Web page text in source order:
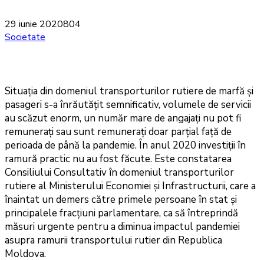
29 iunie 2020804
Societate
Situația din domeniul transporturilor rutiere de marfă și
pasageri s-a înrăutățit semnificativ, volumele de servicii
au scăzut enorm, un număr mare de angajați nu pot fi
remunerați sau sunt remunerați doar parțial față de
perioada de până la pandemie. În anul 2020 investiții în
ramură practic nu au fost făcute. Este constatarea
Consiliului Consultativ în domeniul transporturilor
rutiere al Ministerului Economiei și Infrastructurii, care a
înaintat un demers către primele persoane în stat și
principalele fracțiuni parlamentare, ca să întreprindă
măsuri urgente pentru a diminua impactul pandemiei
asupra ramurii transportului rutier din Republica
Moldova.